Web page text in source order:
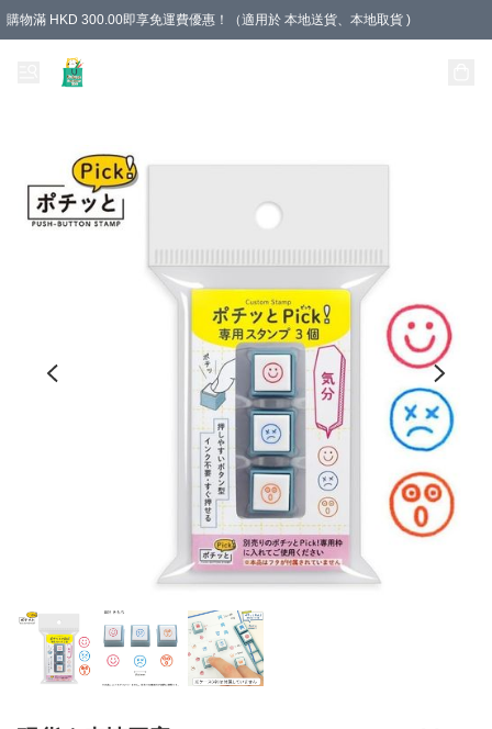
購物滿 HKD 300.00即享免運費優惠！（適用於 本地送貨、本地取貨 )